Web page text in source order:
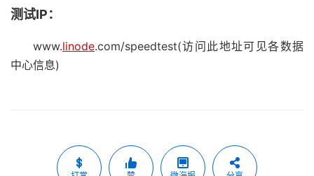
测试IP：
www.linode.com/speedtest(访问此地址可见各数据
中心信息)